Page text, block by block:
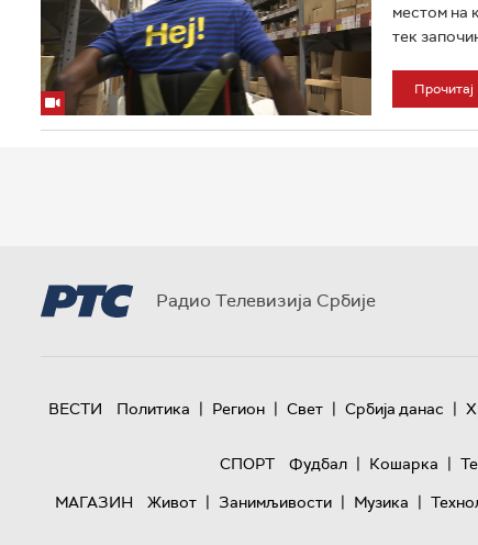
местом на
тек
Прочитај
Радио Телевизија Србије
ВЕСТИ Политика | Регион | Свет | Србија данас |
СПОРТ
Фудбал | Кошарка |
МАГАЗИН
Живот | Занимљивости | Музика |